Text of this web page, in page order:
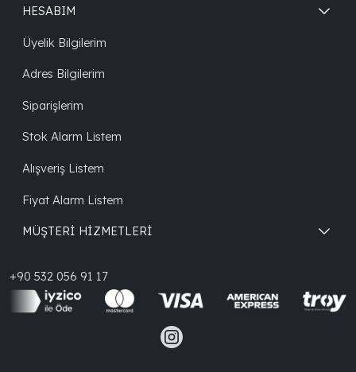
HESABIM
Üyelik Bilgilerim
Adres Bilgilerim
Siparişlerim
Stok Alarm Listem
Alışveriş Listem
Fiyat Alarm Listem
MÜŞTERİ HİZMETLERİ
+90 532 056 91 17